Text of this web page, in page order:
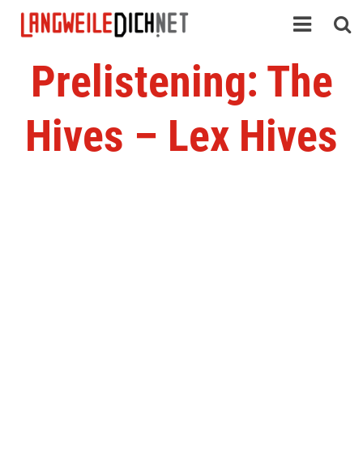
Prelistening: The
Hives – Lex Hives